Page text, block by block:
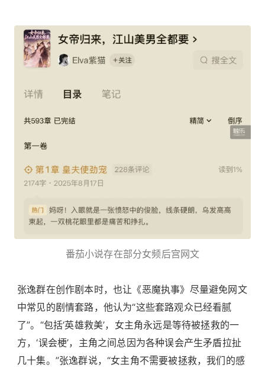
番茄小说存在部分女频后宫网文
张逸群在创作剧本时，也让《恶魔执事》尽量避免网文
中常见的剧情套路，他认为“这些套路观众已经看腻
了”。“包括‘英雄救美’，女主角永远是等待被拯救的一
方，‘误会梗’，主角之间总因为各种误会产生矛盾拉扯
几十集。”张逸群说，“女主角不需要被拯救，我们的感